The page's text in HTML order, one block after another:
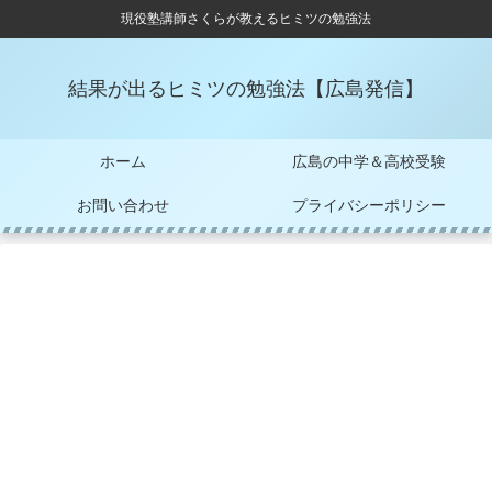
現役塾講師さくらが教えるヒミツの勉強法
結果が出るヒミツの勉強法【広島発信】
ホーム 広島の中学＆高校受験
お問い合わせ プライバシーポリシー